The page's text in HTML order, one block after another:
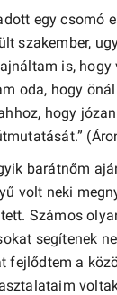
egy csomó
szakember,
is, hogy
oda, hogy
hogy
barátnőm
volt neki
Számos
segítenek
fejlődtem a